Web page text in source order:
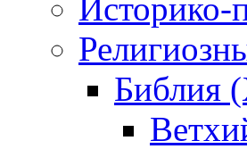
Историко-
Библия